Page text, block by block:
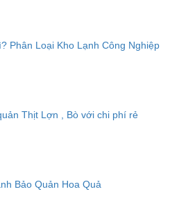
Phân Loại Kho Lạnh Công Nghiệp
Thịt Lợn , Bò với chi phí rẻ
Bảo Quản Hoa Quả